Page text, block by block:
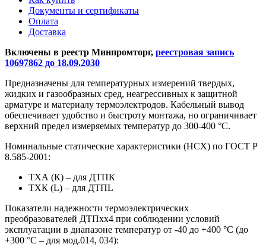
Документы и сертификаты
Оплата
Доставка
Включены в реестр Минпромторг, реестровая запись
10697862 до 18.09.2030
Предназначены для температурных измерений твердых,
жидких и газообразных сред, неагрессивных к защитной
арматуре и материалу термоэлектродов. Кабельный вывод
обеспечивает удобство и быстроту монтажа, но ограничивает
верхний предел измеряемых температур до 300-400 °С.
Номинальные статические характеристики (НСХ) по ГОСТ Р
8.585-2001:
ТХА (К) – для ДТПК
ТХК (L) – для ДТПL
Показатели надежности термоэлектрических
преобразователей ДТПхх4 при соблюдении условий
эксплуатации в диапазоне температур от -40 до +400 °С (до
+300 °С – для мод.014, 034):